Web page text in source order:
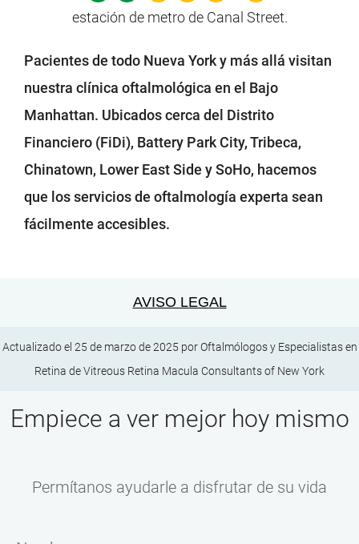
estación de metro de Canal Street.
Pacientes de todo Nueva York y más allá visitan
nuestra clínica oftalmológica en el Bajo
Manhattan. Ubicados cerca del Distrito
Financiero (FiDi), Battery Park City, Tribeca,
Chinatown, Lower East Side y SoHo, hacemos
que los servicios de oftalmología experta sean
fácilmente accesibles.
AVISO LEGAL
Actualizado el 25 de marzo de 2025 porOftalmólogos y Especialistas en
Retina deVitreous Retina Macula Consultants of New York
Empiece a ver mejor hoy mismo
Permítanos ayudarle a disfrutar de su vida